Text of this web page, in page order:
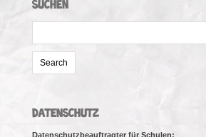
SUCHEN
DATENSCHUTZ
Datenschutzbeauftragter für Schulen: